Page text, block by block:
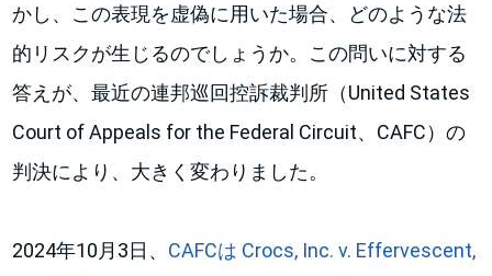
かし、この表現を虚偽に用いた場合、どのような法
的リスクが生じるのでしょうか。この問いに対する
答えが、最近の連邦巡回控訴裁判所（United States
Court of Appeals for the Federal Circuit、CAFC）の
判決により、大きく変わりました。
2024年10月3日、 CAFCは Crocs, Inc. v. Effervescent,